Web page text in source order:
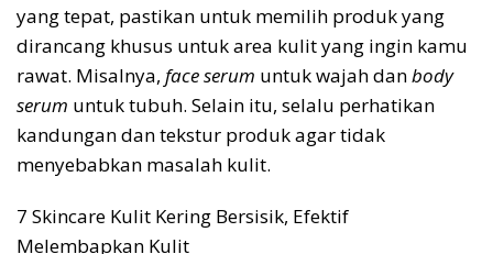
yang tepat, pastikan untuk memilih produk yang
dirancang khusus untuk area kulit yang ingin kamu
rawat. Misalnya, face serum untuk wajah danbody
serum untuk tubuh. Selain itu, selalu perhatikan
kandungan dan tekstur produk agar tidak
menyebabkan masalah kulit.
7 Skincare Kulit Kering Bersisik, Efektif
Melembapkan Kulit